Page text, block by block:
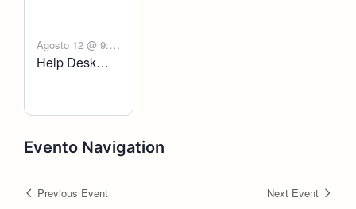
Agosto 12 @ 9:00
am - 6:00 pm
Help Desk
Evento Navigation
Previous Event Next Event